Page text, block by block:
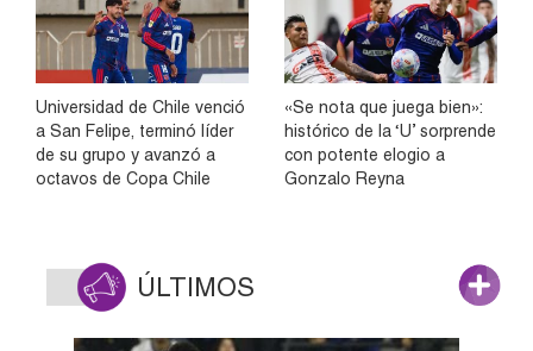
Universidad de Chile venció
a San Felipe, terminó líder
de su grupo y avanzó a
octavos de Copa Chile
«Se nota que juega bien»:
histórico de la ‘U’ sorprende
con potente elogio a
Gonzalo Reyna
ÚLTIMOS